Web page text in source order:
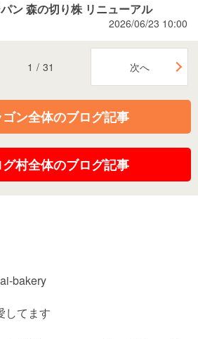
フジパン 森の切り株 リニューアル
2026/06/23 10:00
1 / 31 次へ
ン全体のブログ記事
村全体のブログ記事
bakery
してます